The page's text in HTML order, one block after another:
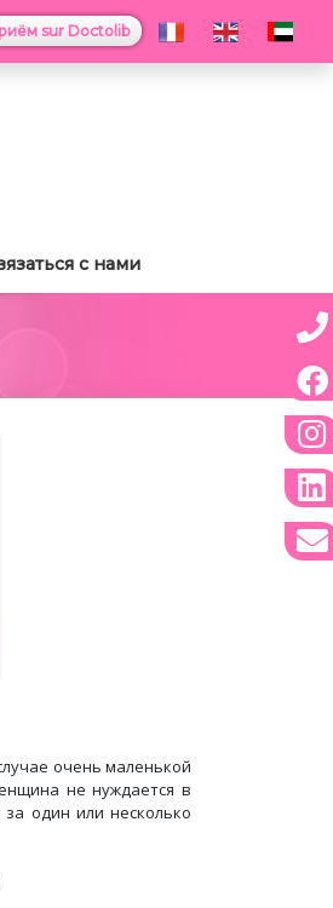
sur Doctolib
с нами
очень маленькой
не нуждается в
один или несколько